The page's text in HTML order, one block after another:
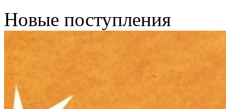
Новые поступления